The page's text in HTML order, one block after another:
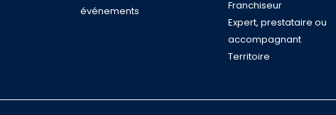
événements
Franchiseur
Expert, prestataire ou
accompagnant
Territoire